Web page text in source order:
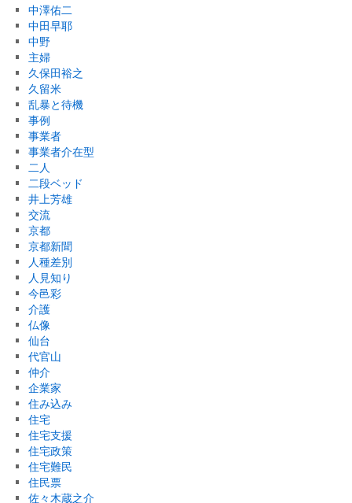
中澤佑二
中田早耶
中野
主婦
久保田裕之
久留米
乱暴と待機
事例
事業者
事業者介在型
二人
二段ベッド
井上芳雄
交流
京都
京都新聞
人種差別
人見知り
今邑彩
介護
仏像
仙台
代官山
仲介
企業家
住み込み
住宅
住宅支援
住宅政策
住宅難民
住民票
佐々木蔵之介